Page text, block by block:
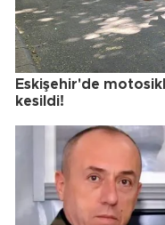
Eskişehir'de
kesildi!